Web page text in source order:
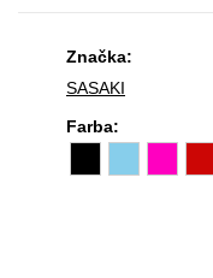
Značka:
SASAKI
Farba: